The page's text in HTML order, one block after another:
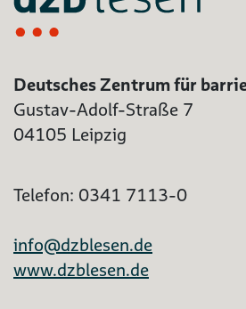
Deutsches Zentrum für
Gustav-Adolf-Straße 7
04105 Leipzig
Telefon: 0341 7113-0
info@dzblesen.de
www.dzblesen.de